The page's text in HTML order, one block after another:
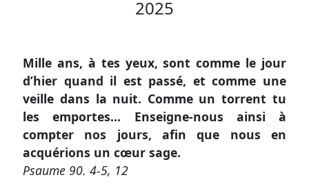
2025
Mille ans, à tes yeux, sont comme le jour
d’hier quand il est passé, et comme une
veille dans la nuit. Comme un torrent tu
les emportes… Enseigne-nous ainsi à
compter nos jours, afin que nous en
acquérions un cœur sage.
Psaume 90. 4-5, 12
supports
Application
mobile
Exemplaire
papier